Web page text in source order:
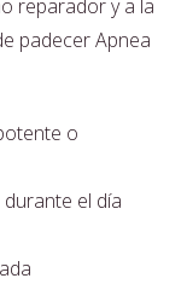
reparador y a la
padecer Apnea
o
el día